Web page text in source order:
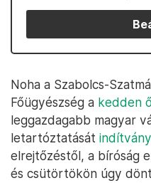
Noha a Szabolcs-
Főügyészség a kedden
leggazdagabb magyar
letartóztatását
elrejtőzéstől, a bíróság
és csütörtökön úgy